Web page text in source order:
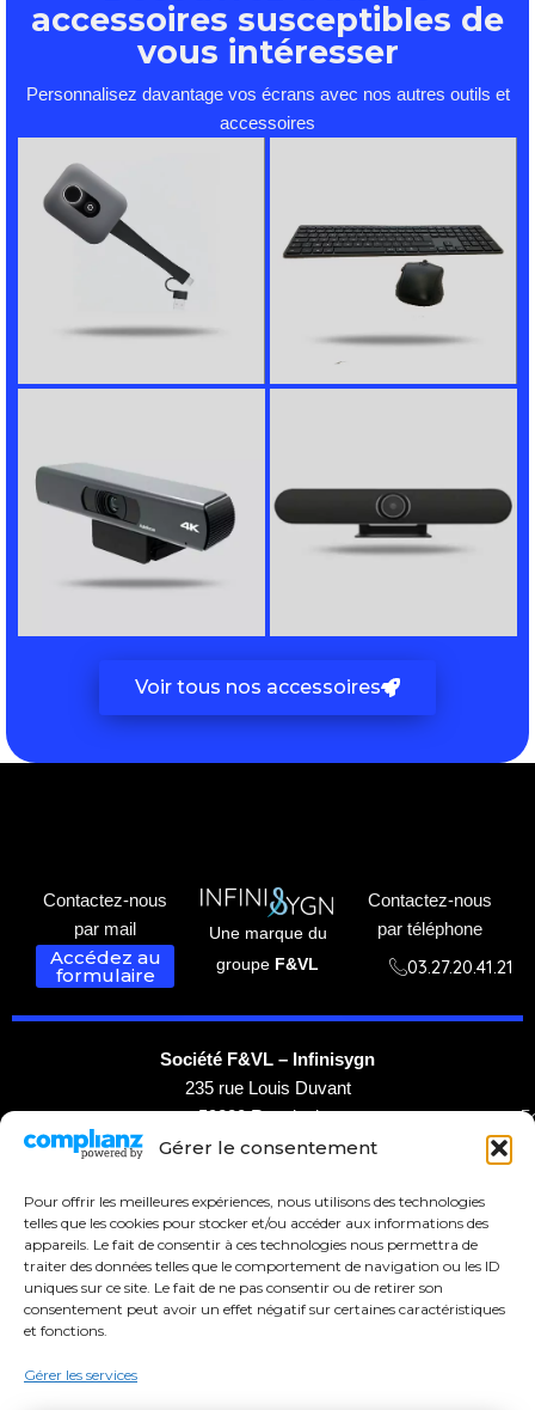
Gérer le consentement
Pour offrir les meilleures expériences, nous utilisons des technologies
telles que les cookies pour stocker et/ou accéder aux informations des
appareils. Le fait de consentir à ces technologies nous permettra de
traiter des données telles que le comportement de navigation ou les ID
uniques sur ce site. Le fait de ne pas consentir ou de retirer son
consentement peut avoir un effet négatif sur certaines caractéristiques
et fonctions.
Gérer les services
accessoires susceptibles de
vous intéresser
Personnalisez davantage vos écrans avec nos autres outils et
accessoires
Voir tous nos accessoires
Contactez-nous
par mail
Accédez au
formulaire
Une marque du
groupe F&VL
Contactez-nous
par téléphone
03.27.20.41.21
Société F&VL – Infinisygn
235 rue Louis Duvant
59220 Rouvignies